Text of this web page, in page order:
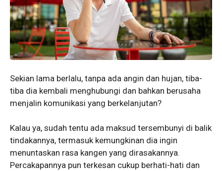
Sekian lama berlalu, tanpa ada angin dan hujan, tiba-
tiba dia kembali menghubungi dan bahkan berusaha
menjalin komunikasi yang berkelanjutan?
Kalau ya, sudah tentu ada maksud tersembunyi di balik
tindakannya, termasuk kemungkinan dia ingin
menuntaskan rasa kangen yang dirasakannya.
Percakapannya pun terkesan cukup berhati-hati dan